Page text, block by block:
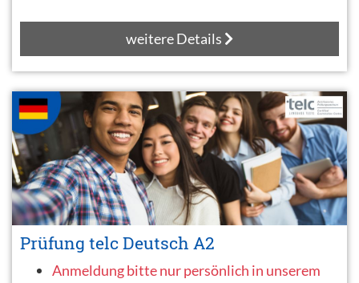
weitere Details
Prüfung telc Deutsch A2
Anmeldung bitte nur persönlich in unserem